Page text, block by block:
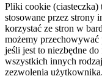
Pliki cookie (ciasteczka)
stosowane przez strony
korzystać ze stron w
możemy
jeśli jest to niezbędne
wszystkich innych
zezwolenia